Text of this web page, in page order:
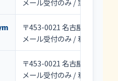
メール受付のみ / 窓口：8:30
〒453-0021 名古屋市中村区
メール受付のみ / 利用：8:00
〒453-0021 名古屋市中村区
メール受付のみ / 利用：8:00